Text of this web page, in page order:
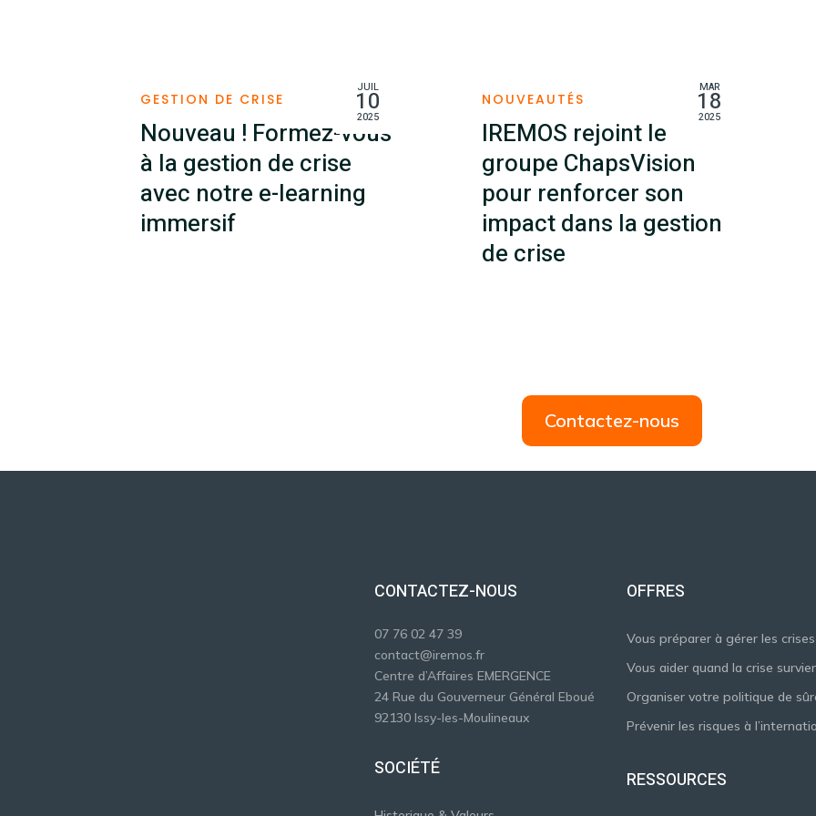
MAR
18
2025
NOUVEAUTÉS
IREMOS rejoint le
groupe ChapsVision
pour renforcer son
impact dans la gestion
NOV
21
2024
SÉCURITÉ DES DÉPLACEMENTS
World Vigilance –
l’application pour la
sécurité de vos
déplacements
Contactez-nous
CONTACTEZ-NOUS
07 76 02 47 39
contact@iremos.fr
Centre d’Affaires EMERGENCE
24 Rue du Gouverneur Général Eboué
92130 Issy-les-Moulineaux
SOCIÉTÉ
OFFRES
Vous préparer à gérer les crises
Vous aider quand la crise
Organiser votre politique de
Prévenir les risques à
RESSOURCES